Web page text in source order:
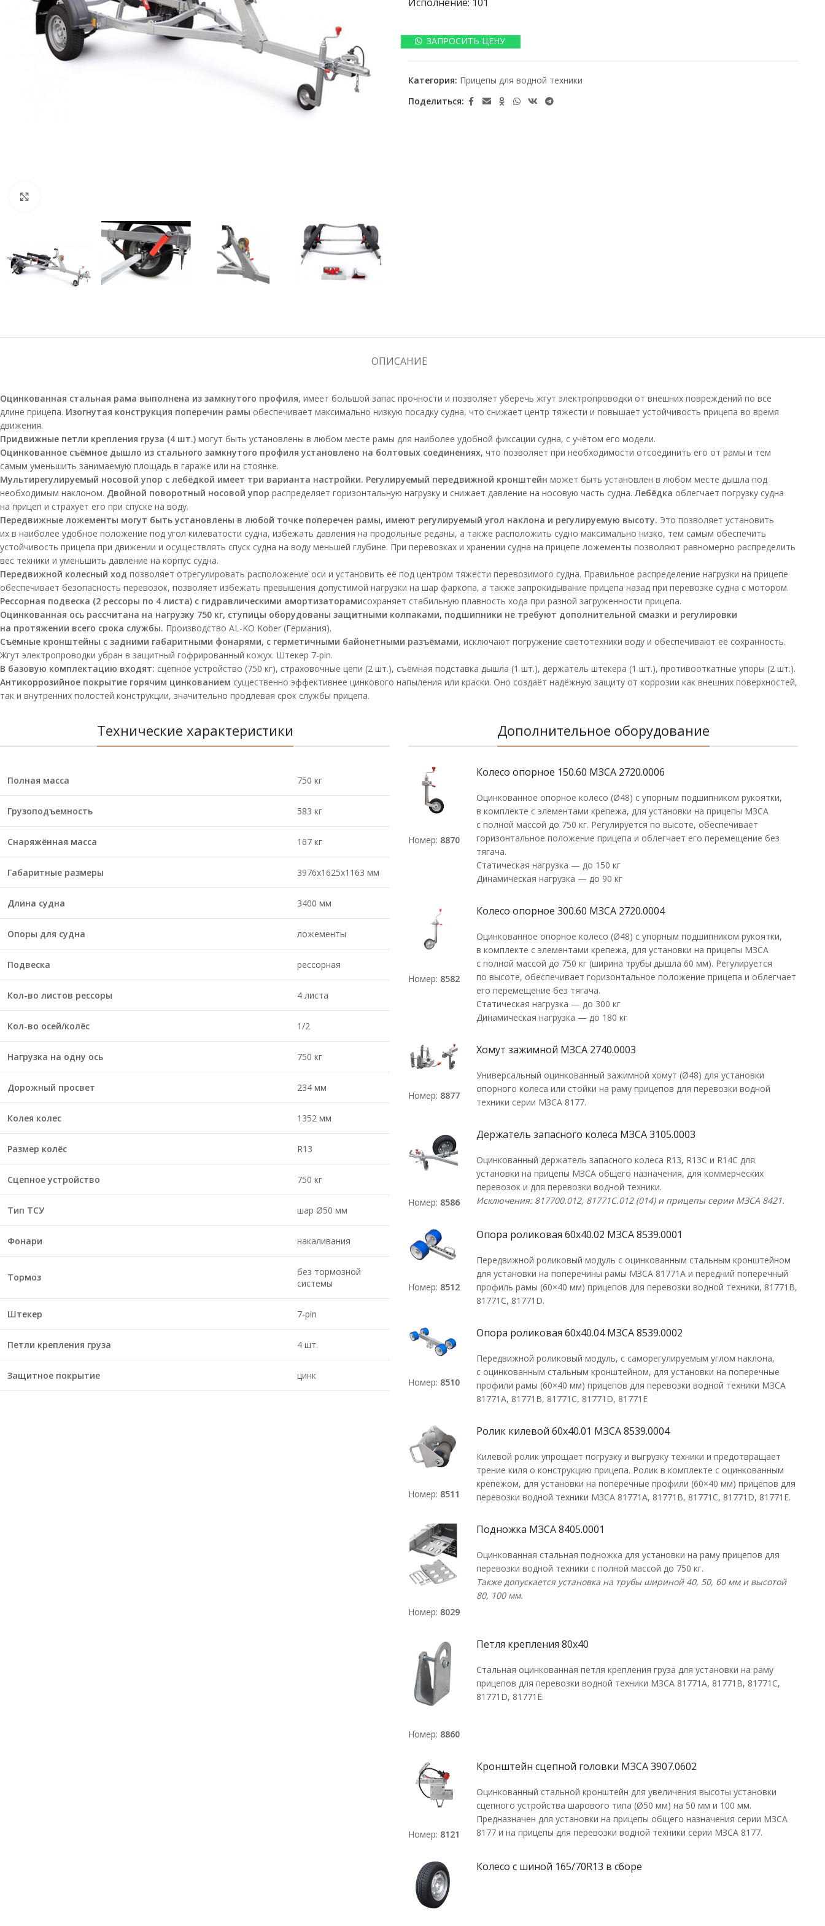
ЗАПРОСИТЬ ЦЕНУ
Категория: Прицепы для водной техники
Поделиться:
ОПИСАНИЕ
Оцинкованная стальная рама выполнена из замкнутого профиля, имеет большой запас прочности и позволяет уберечь жгут электропроводки от внешних повреждений по все
длине прицепа. Изогнутая конструкция поперечин рамы обеспечивает максимально низкую посадку судна, что снижает центр тяжести и повышает устойчивость прицепа во время
движения.
Придвижные петли крепления груза (4 шт.) могут быть установлены в любом месте рамы для наиболее удобной фиксации судна, с учётом его модели.
Оцинкованное съёмное дышло из стального замкнутого профиля установлено на болтовых соединениях, что позволяет при необходимости отсоединить его от рамы и тем
самым уменьшить занимаемую площадь в гараже или на стоянке.
Мультирегулируемый носовой упор с лебёдкой имеет три варианта настройки. Регулируемый передвижной кронштейн может быть установлен в любом месте дышла под
необходимым наклоном. Двойной поворотный носовой упор распределяет горизонтальную нагрузку и снижает давление на носовую часть судна. Лебёдка облегчает погрузку судна
на прицеп и страхует его при спуске на воду.
Передвижные ложементы могут быть установлены в любой точке поперечен рамы, имеют регулируемый угол наклона и регулируемую высоту. Это позволяет установить
их в наиболее удобное положение под угол килеватости судна, избежать давления на продольные реданы, а также расположить судно максимально низко, тем самым обеспечить
устойчивость прицепа при движении и осуществлять спуск судна на воду меньшей глубине. При перевозках и хранении судна на прицепе ложементы позволяют равномерно распределить
вес техники и уменьшить давление на корпус судна.
Передвижной колесный ход позволяет отрегулировать расположение оси и установить её под центром тяжести перевозимого судна. Правильное распределение нагрузки на прицепе
обеспечивает безопасность перевозок, позволяет избежать превышения допустимой нагрузки на шар фаркопа, а также запрокидывание прицепа назад при перевозке судна с мотором.
Рессорная подвеска (2 рессоры по 4 листа) с гидравлическими амортизаторамисохраняет стабильную плавность хода при разной загруженности прицепа.
Оцинкованная ось рассчитана на нагрузку 750 кг, ступицы оборудованы защитными колпаками, подшипники не требуют дополнительной смазки и регулировки
на протяжении всего срока службы. Производство AL-KO Kober (Германия).
Съёмные кронштейны с задними габаритными фонарями, с герметичными байонетными разъёмами, исключают погружение светотехники воду и обеспечивают её сохранность.
Жгут электропроводки убран в защитный гофрированный кожух. Штекер 7-pin.
В базовую комплектацию входят: сцепное устройство (750 кг), страховочные цепи (2 шт.), съёмная подставка дышла (1 шт.), держатель штекера (1 шт.), противооткатные упоры (2 шт.).
Антикоррозийное покрытие горячим цинкованием существенно эффективнее цинкового напыления или краски. Оно создаёт надёжную защиту от коррозии как внешних поверхностей,
так и внутренних полостей конструкции, значительно продлевая срок службы прицепа.
Технические характеристики
Полная масса 750 кг
Грузоподъемность 583 кг
Снаряжённая масса 167 кг
Габаритные размеры 3976х1625х1163 мм
Длина судна 3400 мм
Опоры для судна ложементы
Подвеска рессорная
Кол-во листов рессоры 4 листа
Кол-во осей/колёс 1/2
Нагрузка на одну ось 750 кг
Дорожный просвет 234 мм
Колея колес 1352 мм
Размер колёс R13
Сцепное устройство 750 кг
Тип ТСУ шар Ø50 мм
Фонари накаливания
Тормоз
без тормозной
системы
Штекер 7-pin
Петли крепления груза 4 шт.
Защитное покрытие цинк
Дополнительное оборудование
Номер: 8870
Колесо опорное 150.60 МЗСА 2720.0006
Оцинкованное опорное колесо (Ø48) с упорным подшипником рукоятки,
в комплекте с элементами крепежа, для установки на прицепы МЗСА
с полной массой до 750 кг. Регулируется по высоте, обеспечивает
горизонтальное положение прицепа и облегчает его перемещение без
тягача.
Статическая нагрузка — до 150 кг
Динамическая нагрузка — до 90 кг
Номер: 8582
Колесо опорное 300.60 МЗСА 2720.0004
Оцинкованное опорное колесо (Ø48) с упорным подшипником рукоятки,
в комплекте с элементами крепежа, для установки на прицепы МЗСА
с полной массой до 750 кг (ширина трубы дышла 60 мм). Регулируется
по высоте, обеспечивает горизонтальное положение прицепа и облегчает
его перемещение без тягача.
Статическая нагрузка — до 300 кг
Динамическая нагрузка — до 180 кг
Номер: 8877
Хомут зажимной МЗСА 2740.0003
Универсальный оцинкованный зажимной хомут (Ø48) для установки
опорного колеса или стойки на раму прицепов для перевозки водной
техники серии МЗСА 8177.
Номер: 8586
Держатель запасного колеса МЗСА 3105.0003
Оцинкованный держатель запасного колеса R13, R13C и R14С для
установки на прицепы МЗСА общего назначения, для коммерческих
перевозок и для перевозки водной техники.
Исключения: 817700.012, 81771C.012 (014) и прицепы серии МЗСА 8421.
Номер: 8512
Опора роликовая 60х40.02 МЗСА 8539.0001
Передвижной роликовый модуль с оцинкованным стальным кронштейном
для установки на поперечины рамы МЗСА 81771A и передний поперечный
профиль рамы (60×40 мм) прицепов для перевозки водной техники, 81771В,
81771С, 81771D.
Номер: 8510
Опора роликовая 60х40.04 МЗСА 8539.0002
Передвижной роликовый модуль, с саморегулируемым углом наклона,
с оцинкованным стальным кронштейном, для установки на поперечные
профили рамы (60×40 мм) прицепов для перевозки водной техники МЗСА
81771A, 81771В, 81771С, 81771D, 81771E
Номер: 8511
Ролик килевой 60х40.01 МЗСА 8539.0004
Килевой ролик упрощает погрузку и выгрузку техники и предотвращает
трение киля о конструкцию прицепа. Ролик в комплекте с оцинкованным
крепежом, для установки на поперечные профили (60×40 мм) прицепов для
перевозки водной техники МЗСА 81771A, 81771В, 81771С, 81771D, 81771E.
Номер: 8029
Подножка МЗСА 8405.0001
Оцинкованная стальная подножка для установки на раму прицепов для
перевозки водной техники с полной массой до 750 кг.
Также допускается установка на трубы шириной 40, 50, 60 мм и высотой
80, 100 мм.
Номер: 8860
Петля крепления 80х40
Стальная оцинкованная петля крепления груза для установки на раму
прицепов для перевозки водной техники МЗСА 81771A, 81771В, 81771С,
81771D, 81771E.
Номер: 8121
Кронштейн сцепной головки МЗСА 3907.0602
Оцинкованный стальной кронштейн для увеличения высоты установки
сцепного устройства шарового типа (Ø50 мм) на 50 мм и 100 мм.
Предназначен для установки на прицепы общего назначения серии МЗСА
8177 и на прицепы для перевозки водной техники серии МЗСА 8177.
Колесо с шиной 165/70R13 в сборе